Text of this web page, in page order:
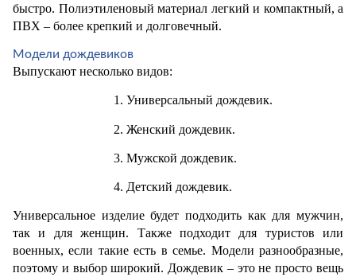
быстро. Полиэтиленовый материал легкий и компактный, а
ПВХ – более крепкий и долговечный.
Модели дождевиков
Выпускают несколько видов:
Универсальный дождевик.
Женский дождевик.
Мужской дождевик.
Детский дождевик.
Универсальное изделие будет подходить как для мужчин,
так и для женщин. Также подходит для туристов или
военных, если такие есть в семье. Модели разнообразные,
поэтому и выбор широкий. Дождевик – это не просто вещь